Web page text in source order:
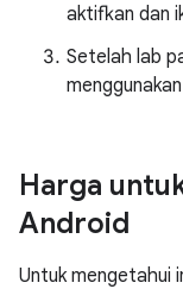
aktifkan dan
Setelah lab
Harga
Android
Untuk mengetahui